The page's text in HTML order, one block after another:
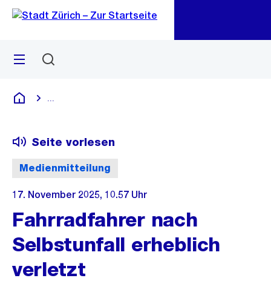
Navigation
Sprunglink
Menü
Deutsch
Medienmitteilung
Seite vorlesen
17. November 2025, 10.57 Uhr
Fahrradfahrer nach
Selbstunfall erheblich
verletzt